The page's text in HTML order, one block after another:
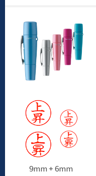
9mm + 6mm